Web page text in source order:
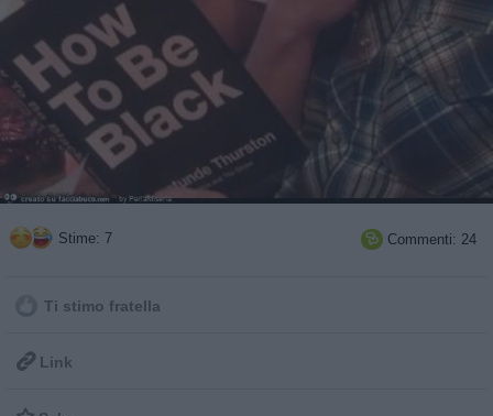
Stime: 7  Commenti: 24
Ti stimo fratella
 Link